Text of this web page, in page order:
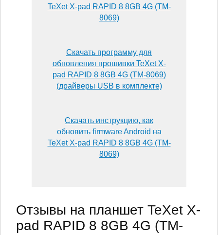
TeXet X-pad RAPID 8 8GB 4G (TM-
8069)
Скачать программу для
обновления прошивки TeXet X-
pad RAPID 8 8GB 4G (TM-8069)
(драйверы USB в комплекте)
Скачать инструкцию, как
обновить firmware Android на
TeXet X-pad RAPID 8 8GB 4G (TM-
8069)
Отзывы на планшет TeXet X-
pad RAPID 8 8GB 4G (TM-